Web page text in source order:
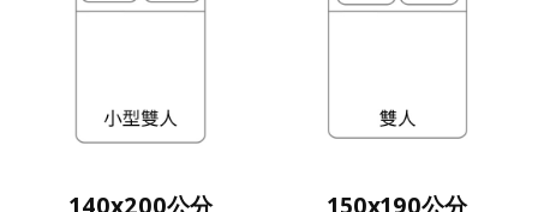
140x200公分 150x190公分